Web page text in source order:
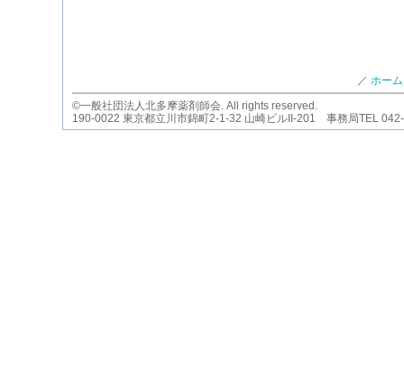
／ ホーム
©一般社団法人北多摩薬剤師会. All rights reserved.
190-0022 東京都立川市錦町2-1-32 山崎ビルII-201 事務局TEL